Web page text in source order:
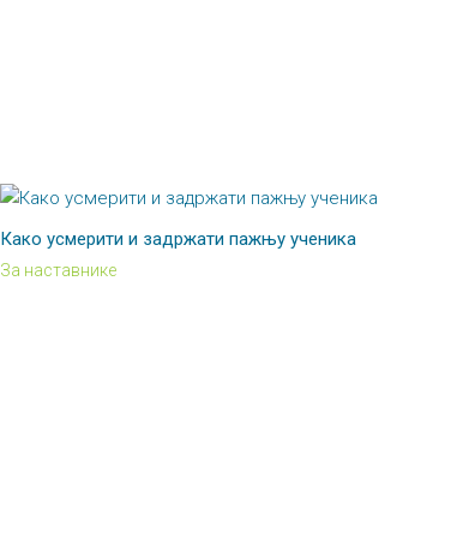
Како усмерити и задржати пажњу ученика
За наставнике